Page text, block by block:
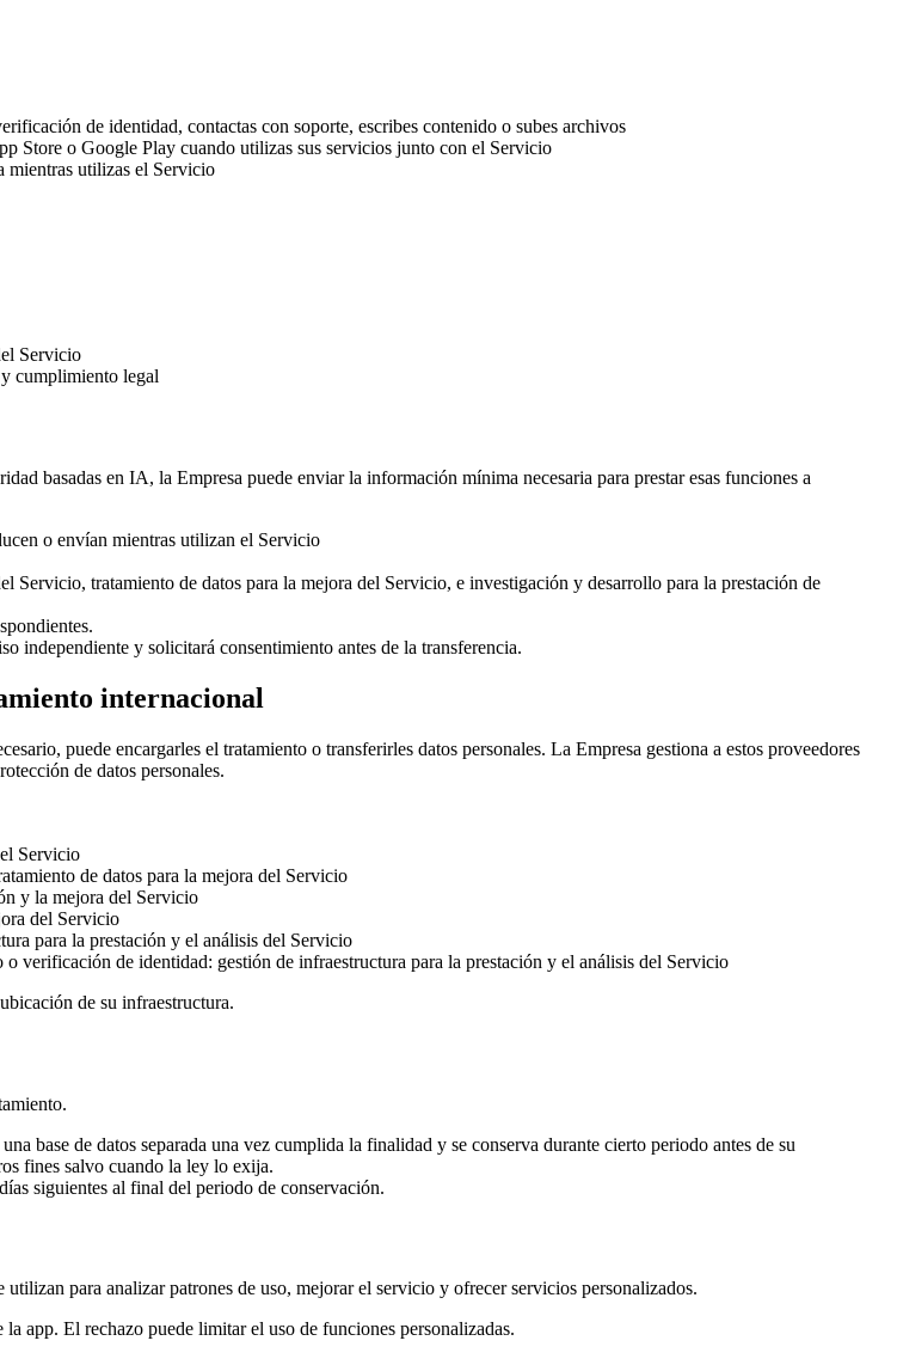
de identidad, contactas con soporte, escribes contenido o subes archivos
Store o Google Play cuando utilizas sus servicios junto con el Servicio
mientras utilizas el Servicio
Servicio
cumplimiento legal
basadas en IA, la Empresa puede enviar la información mínima necesaria para prestar esas funciones a
o envían mientras utilizan el Servicio
Servicio, tratamiento de datos para la mejora del Servicio, e investigación y desarrollo para la prestación de
independiente y solicitará consentimiento antes de la transferencia.
internacional
puede encargarles el tratamiento o transferirles datos personales. La Empresa gestiona a estos proveedores
de datos personales.
Servicio
de datos para la mejora del Servicio
y la mejora del Servicio
del Servicio
para la prestación y el análisis del Servicio
de identidad: gestión de infraestructura para la prestación y el análisis del Servicio
de su infraestructura.
base de datos separada una vez cumplida la finalidad y se conserva durante cierto periodo antes de su
fines salvo cuando la ley lo exija.
siguientes al final del periodo de conservación.
para analizar patrones de uso, mejorar el servicio y ofrecer servicios personalizados.
app. El rechazo puede limitar el uso de funciones personalizadas.